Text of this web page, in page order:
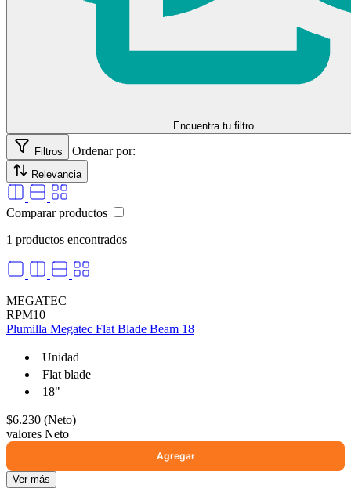
Encuentra tu filtro
Filtros Ordenar por:
Relevancia
Comparar productos
1 productos encontrados
MEGATEC
RPM10
Plumilla Megatec Flat Blade Beam 18
Unidad
Flat blade
18"
$6.230 (Neto)
valores Neto
Ver más